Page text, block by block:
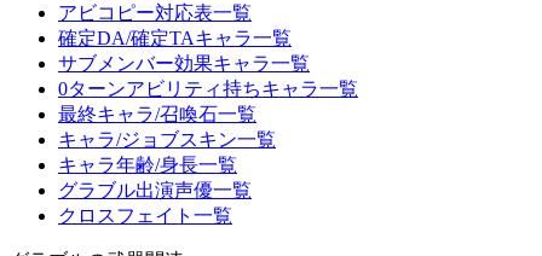
アビコピー対応表一覧
確定DA/確定TAキャラ一覧
サブメンバー効果キャラ一覧
0ターンアビリティ持ちキャラ一覧
最終キャラ/召喚石一覧
キャラ/ジョブスキン一覧
キャラ年齢/身長一覧
グラブル出演声優一覧
クロスフェイト一覧